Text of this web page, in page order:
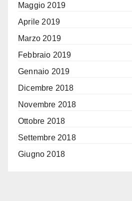
Maggio 2019
Aprile 2019
Marzo 2019
Febbraio 2019
Gennaio 2019
Dicembre 2018
Novembre 2018
Ottobre 2018
Settembre 2018
Giugno 2018